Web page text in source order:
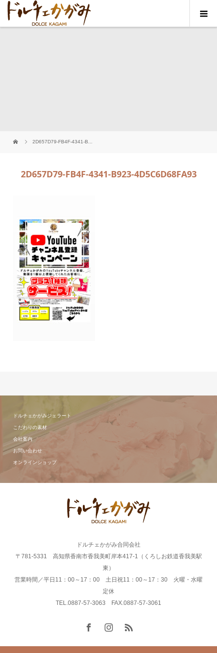
2D657D79-FB4F-4341-B...
2D657D79-FB4F-4341-B923-4D5C6D68FA93
ドルチェかがみジェラート
こだわりの素材
会社案内
お問い合わせ
オンラインショップ
ドルチェかがみ合同会社
〒781-5331 高知県香南市香我美町岸本417-1（くろしお鉄道香我美駅
東）
営業時間／平日11：00～17：00 土日祝11：00～17：30 火曜・水曜
定休
TEL.0887-57-3063 FAX.0887-57-3061